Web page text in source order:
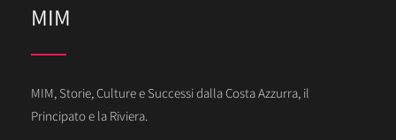
MIM
MIM, Storie, Culture e Successi dalla Costa Azzurra, il
Principato e la Riviera.